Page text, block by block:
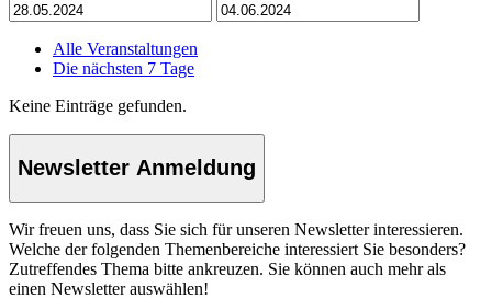
Alle Veranstaltungen
Die nächsten 7 Tage
Keine Einträge gefunden.
Newsletter Anmeldung
Wir freuen uns, dass Sie sich für unseren Newsletter interessieren.
Welche der folgenden Themenbereiche interessiert Sie besonders?
Zutreffendes Thema bitte ankreuzen. Sie können auch mehr als
einen Newsletter auswählen!